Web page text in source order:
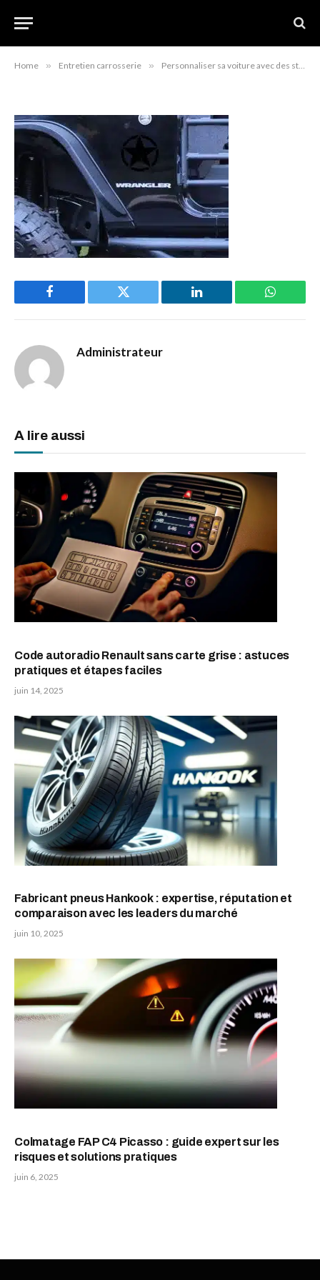
Home » Entretien carrosserie » Personnaliser sa voiture avec des stickers : Découvrez les tendances et nos conseils
des stickers
Facebook Twitter LinkedIn
Administrateur
A lire aussi
Code autoradio Renault sans carte grise : astuces
pratiques et étapes faciles
juin 14, 2025
Fabricant pneus Hankook : expertise, réputation et
comparaison avec les leaders du marché
juin 10, 2025
Colmatage FAP C4 Picasso : guide expert sur les
risques et solutions pratiques
juin 6, 2025